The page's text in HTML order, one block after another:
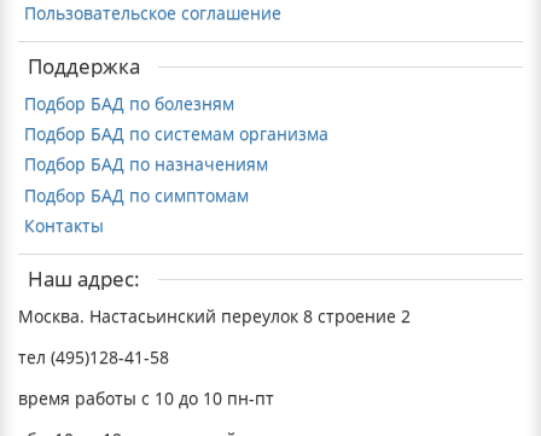
Пользовательское соглашение
Поддержка
Подбор БАД по болезням
Подбор БАД по системам организма
Подбор БАД по назначениям
Подбор БАД по симптомам
Контакты
Наш адрес:
Москва. Настасьинский переулок 8 строение 2
тел (495)128-41-58
время работы с 10 до 10 пн-пт